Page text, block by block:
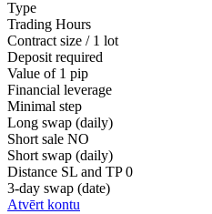
Type
Trading Hours
Contract size / 1 lot
Deposit required
Value of 1 pip
Financial leverage
Minimal step
Long swap (daily)
Short sale NO
Short swap (daily)
Distance SL and TP 0
3-day swap (date)
Atvērt kontu